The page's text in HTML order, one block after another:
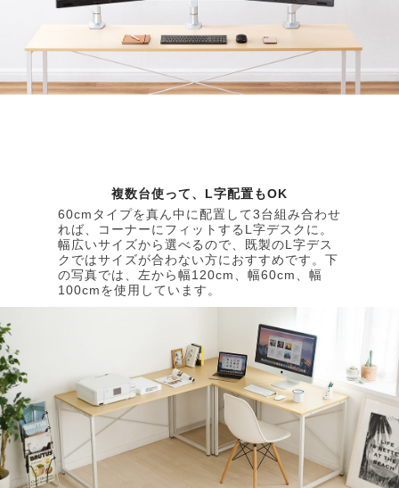
複数台使って、L字配置もOK
60cmタイプを真ん中に配置して3台組み合わせ
れば、コーナーにフィットするL字デスクに。
幅広いサイズから選べるので、既製のL字デス
クではサイズが合わない方におすすめです。下
の写真では、左から幅120cm、幅60cm、幅
100cmを使用しています。